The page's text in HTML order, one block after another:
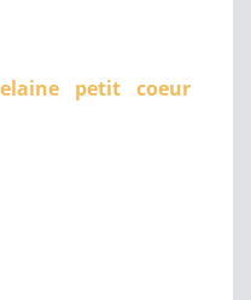
petit coeur